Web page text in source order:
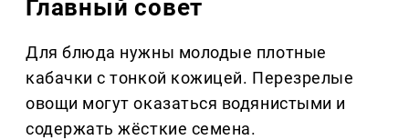
Главный совет
Для блюда нужны молодые плотные
кабачки с тонкой кожицей. Перезрелые
овощи могут оказаться водянистыми и
содержать жёсткие семена.